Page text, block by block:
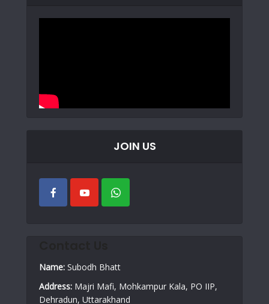
JOIN US
Name: Subodh Bhatt
Address: Majri Mafi, Mohkampur Kala, PO IIP,
Dehradun, Uttarakhand